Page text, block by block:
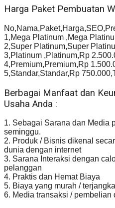
Harga Paket Pembuatan
1,Mega Platinum ,Mega
2,Super Platinum,Super
3,Platinum ,Platinum,Rp
4,Premium,Premium,Rp
5,Standar,Standar,Rp
Berbagai Manfaat dan
Usaha Anda :
1. Sebagai Sarana dan Media
seminggu.
2. Produk / Bisnis dikenal
dunia dengan internet
3. Sarana Interaksi dengan
pelanggan
4. Praktis dan Hemat Biaya
5. Biaya yang murah /
6. Media transaksi / pembelian